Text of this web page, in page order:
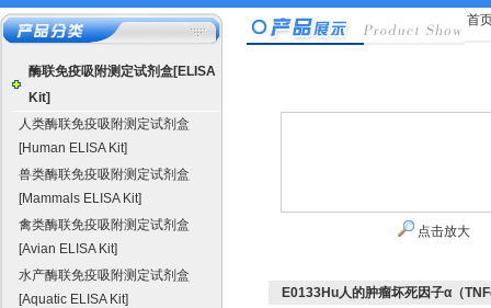
酶联免疫吸附测定试剂盒[ELISA
Kit]
人类酶联免疫吸附测定试剂盒
[Human ELISA Kit]
兽类酶联免疫吸附测定试剂盒
[Mammals ELISA Kit]
禽类酶联免疫吸附测定试剂盒
[Avian ELISA Kit]
水产酶联免疫吸附测定试剂盒
[Aquatic ELISA Kit]
首
点击放大
E0133Hu人的肿瘤坏死因子α（